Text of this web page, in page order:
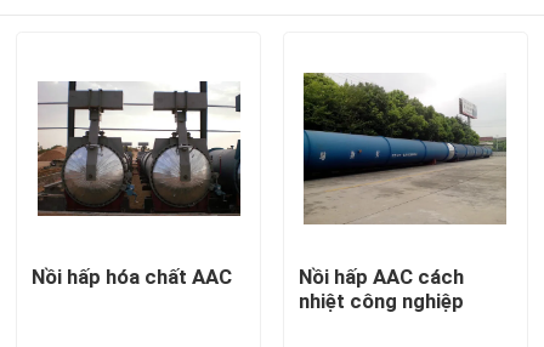
Nồi hấp hóa chất AAC
Nồi hấp AAC cách
nhiệt công nghiệp